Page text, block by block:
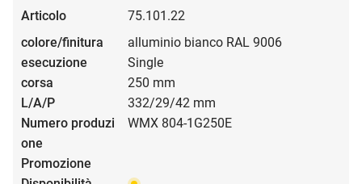
75.101.22
alluminio bianco RAL 9006
Single
250 mm
332/29/42 mm
WMX 804-1G250E